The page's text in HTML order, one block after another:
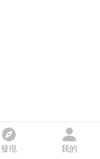
發現 我的